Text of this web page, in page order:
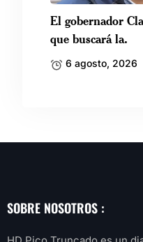
El gobernador
que buscará la.
6 agosto, 2026
SOBRE NOSOTROS :